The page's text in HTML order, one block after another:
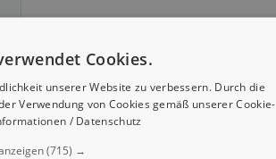
Cookies.
unserer Website zu verbessern. Durch die
Verwendung von Cookies gemäß unserer Cookie-
/ Datenschutz
(715) →